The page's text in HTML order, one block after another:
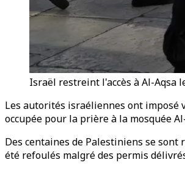
Israël restreint l'accès à Al-Aqsa
Les autorités israéliennes ont imposé
occupée pour la prière à la mosquée
Des centaines de Palestiniens se
été refoulés malgré des permis